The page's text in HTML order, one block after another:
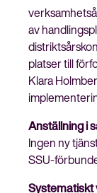
av
platser till
Klara
Anställning i
Ingen ny
SSU-